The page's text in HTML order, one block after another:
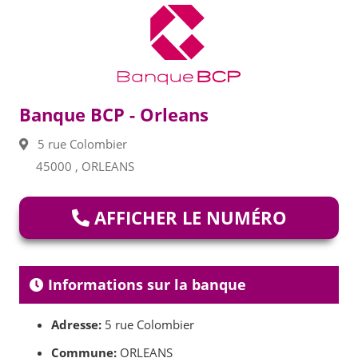
Banque BCP - Orleans
5 rue Colombier
45000 , ORLEANS
AFFICHER LE NUMÉRO
Informations sur la banque
Adresse: 5 rue Colombier
Commune: ORLEANS